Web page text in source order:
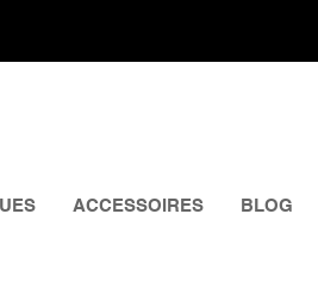
ACCESSOIRES BLOG